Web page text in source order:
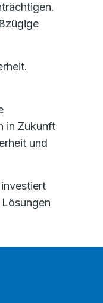
in Zukunft
und